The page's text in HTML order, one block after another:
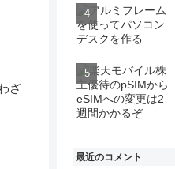
ざ
最近のコメント